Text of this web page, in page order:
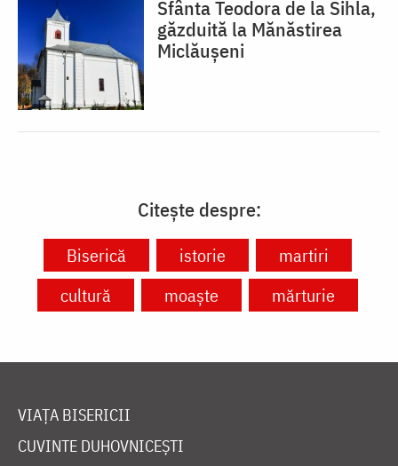
Sfânta Teodora de la Sihla,
găzduită la Mănăstirea
Miclăușeni
Citește despre:
Biserică istorie
martiri
cultură
moaște mărturie
VIAȚA BISERICII
CUVINTE DUHOVNICEȘTI